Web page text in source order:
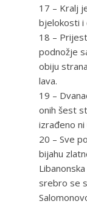
17 – Kralj
bjelokosti i
18 –
podnožje
obiju
lava.
19 –
onih šest
izrađeno
20 – Sve
bijahu
srebro se